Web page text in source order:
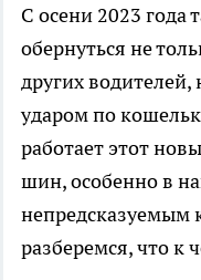
С осени 2023 года
обернуться не
других
ударом по
работает этот
шин, особенно в
непредсказуемым
разберемся, что к